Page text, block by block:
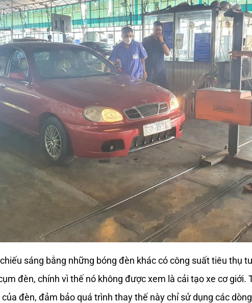
sáng bằng những bóng đèn khác có công suất tiêu thụ
đèn, chính vì thế nó không được xem là cải tạo xe cơ giới.
đèn, đảm bảo quá trình thay thế này chỉ sử dụng các